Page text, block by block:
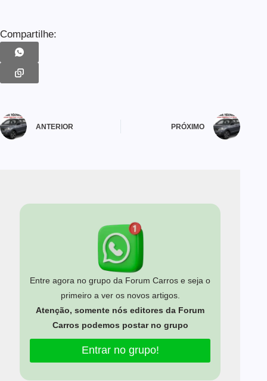
Compartilhe:
ANTERIOR PRÓXIMO
Entre agora no grupo da Forum Carros e seja o
primeiro a ver os novos artigos.
Atenção, somente nós editores da Forum
Carros podemos postar no grupo
Entrar no grupo!